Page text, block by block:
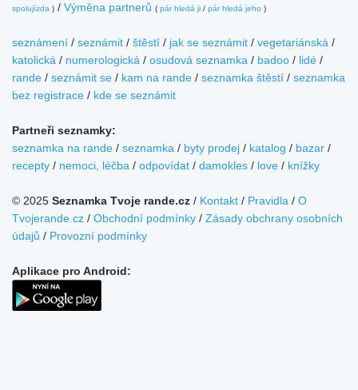
spolujízda ) / Výměna partnerů ( pár hledá ji / pár hledá jeho )
seznámení / seznámit / štěstí / jak se seznámit / vegetariánská /
katolická / numerologická / osudová seznamka / badoo / lidé /
rande / seznámit se / kam na rande / seznamka štěstí / seznamka
bez registrace / kde se seznámit
Partneři seznamky:
seznamka na rande / seznamka / byty prodej / katalog / bazar /
recepty / nemoci, léčba / odpovídat / damokles / love / knížky
© 2025 Seznamka Tvoje rande.cz / Kontakt / Pravidla / O
Tvojerande.cz / Obchodní podmínky / Zásady obchrany osobních
údajů / Provozní podmínky
Aplikace pro Android: